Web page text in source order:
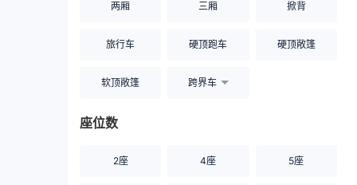
两厢 三厢 掀背
旅行车 硬顶跑车 硬顶敞篷
软顶敞篷 跨界车
座位数
2座 4座 5座